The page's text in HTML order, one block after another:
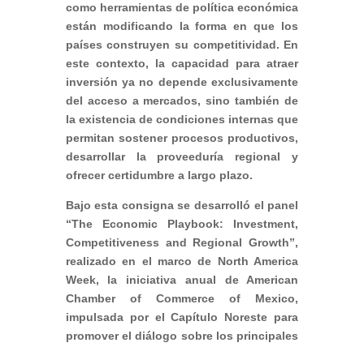
como herramientas de política económica
están modificando la forma en que los
países construyen su competitividad. En
este contexto, la capacidad para atraer
inversión ya no depende exclusivamente
del acceso a mercados, sino también de
la existencia de condiciones internas que
permitan sostener procesos productivos,
desarrollar la proveeduría regional y
ofrecer certidumbre a largo plazo.
Bajo esta consigna se desarrolló el panel
“The Economic Playbook: Investment,
Competitiveness and Regional Growth”,
realizado en el marco de North America
Week, la iniciativa anual de American
Chamber of Commerce of Mexico,
impulsada por el Capítulo Noreste para
promover el diálogo sobre los principales